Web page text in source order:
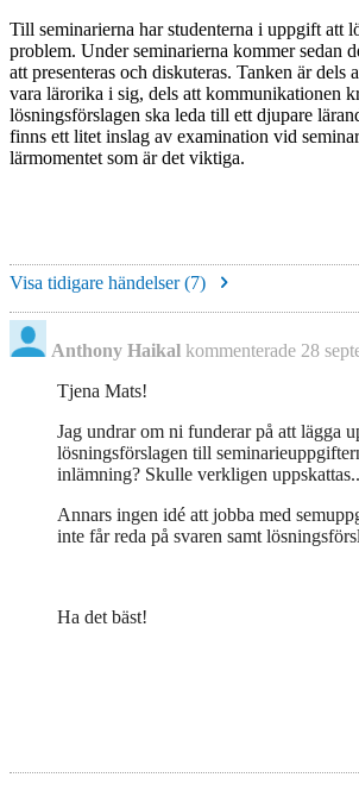
Till seminarierna har studenterna i uppgift att
problem. Under seminarierna kommer sedan
att presenteras och diskuteras. Tanken är dels
vara lärorika i sig, dels att kommunikationen
lösningsförslagen ska leda till ett djupare
finns ett litet inslag av examination vid
lärmomentet som är det viktiga.
Visa tidigare händelser (7)
Anthony Haikal kommenterade 28
Tjena Mats!
Jag undrar om ni funderar på att lägga
lösningsförslagen till
inlämning? Skulle verkligen
Annars ingen idé att jobba med
inte får reda på svaren samt
Ha det bäst!